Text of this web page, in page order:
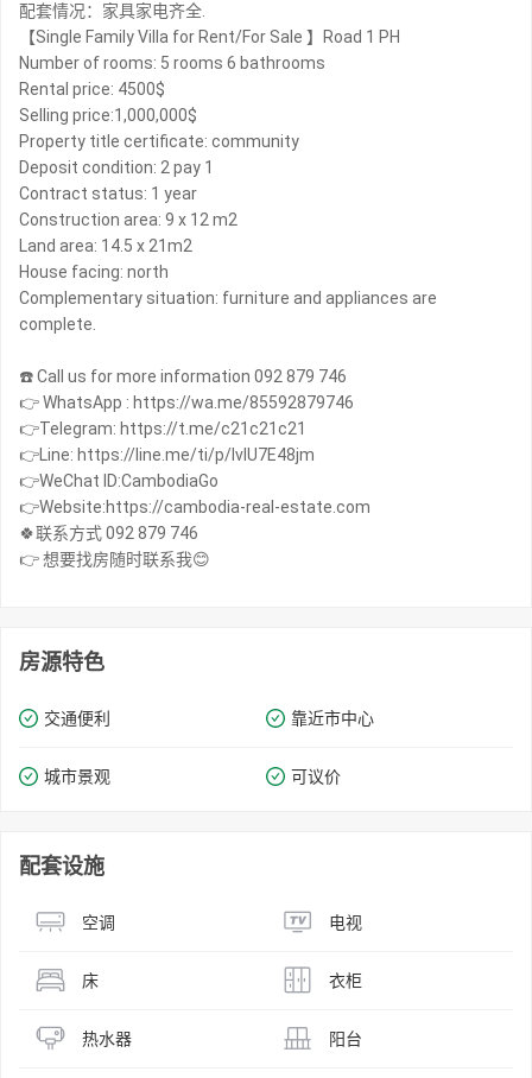
配套情况：家具家电齐全.
【Single Family Villa for Rent/For Sale 】Road 1 PH
Number of rooms: 5 rooms 6 bathrooms
Rental price: 4500$
Selling price:1,000,000$
Property title certificate: community
Deposit condition: 2 pay 1
Contract status: 1 year
Construction area: 9 x 12 m2
Land area: 14.5 x 21m2
House facing: north
Complementary situation: furniture and appliances are
complete.
☎️ Call us for more information 092 879 746
👉 WhatsApp : https://wa.me/85592879746
👉Telegram: https://t.me/c21c21c21
👉Line: https://line.me/ti/p/IvIU7E48jm
👉WeChat ID:CambodiaGo
👉Website:https://cambodia-real-estate.com
🍀联系方式 092 879 746
👉 想要找房随时联系我😊
房源特色
交通便利 靠近市中心
城市景观 可议价
配套设施
空调 电视
床 衣柜
热水器 阳台